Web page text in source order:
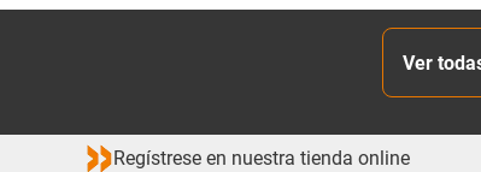
Ver
Regístrese en nuestra tienda online